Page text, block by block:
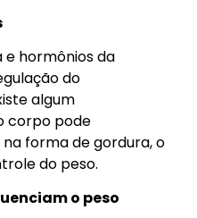
e hormônios da
do
algum
corpo pode
forma de gordura, o
do peso.
o peso